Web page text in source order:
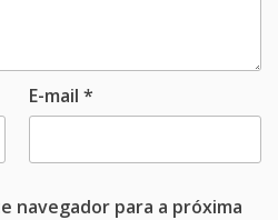
E-mail *
navegador para a próxima